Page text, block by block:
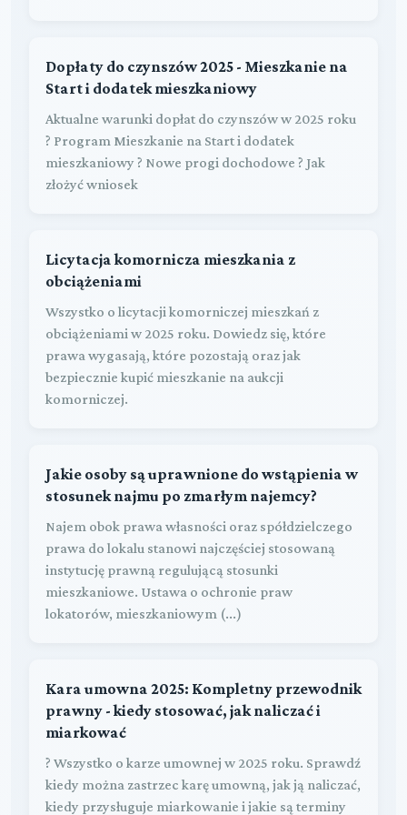
Dopłaty do czynszów 2025 - Mieszkanie na
Start i dodatek mieszkaniowy
Aktualne warunki dopłat do czynszów w 2025 roku
? Program Mieszkanie na Start i dodatek
mieszkaniowy ? Nowe progi dochodowe ? Jak
złożyć wniosek
Licytacja komornicza mieszkania z
obciążeniami
Wszystko o licytacji komorniczej mieszkań z
obciążeniami w 2025 roku. Dowiedz się, które
prawa wygasają, które pozostają oraz jak
bezpiecznie kupić mieszkanie na aukcji
komorniczej.
Jakie osoby są uprawnione do wstąpienia w
stosunek najmu po zmarłym najemcy?
Najem obok prawa własności oraz spółdzielczego
prawa do lokalu stanowi najczęściej stosowaną
instytucję prawną regulującą stosunki
mieszkaniowe. Ustawa o ochronie praw
lokatorów, mieszkaniowym (...)
Kara umowna 2025: Kompletny przewodnik
prawny - kiedy stosować, jak naliczać i
miarkować
? Wszystko o karze umownej w 2025 roku. Sprawdź
kiedy można zastrzec karę umowną, jak ją naliczać,
kiedy przysługuje miarkowanie i jakie są terminy